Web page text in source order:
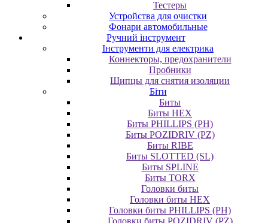
Тестеры
Устройства для очистки
Фонари автомобильные
Ручний інструмент
Інструменти для електрика
Коннекторы, предохранители
Пробники
Щипцы для снятия изоляции
Біти
Биты
Биты HEX
Биты PHILLIPS (PH)
Биты POZIDRIV (PZ)
Биты RIBE
Биты SLOTTED (SL)
Биты SPLINE
Биты TORX
Головки биты
Головки биты HEX
Головки биты PHILLIPS (PH)
Головки биты POZIDRIV (PZ)